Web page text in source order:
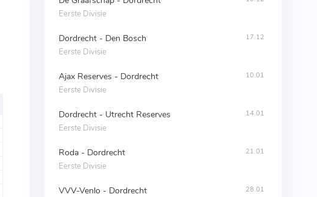
Eerste Divisie
Dordrecht - Den Bosch
Eerste Divisie
17.12
Ajax Reserves - Dordrecht
Eerste Divisie
10.01
Dordrecht - Utrecht Reserves
Eerste Divisie
14.01
Roda - Dordrecht
Eerste Divisie
21.01
VVV-Venlo - Dordrecht 28.01